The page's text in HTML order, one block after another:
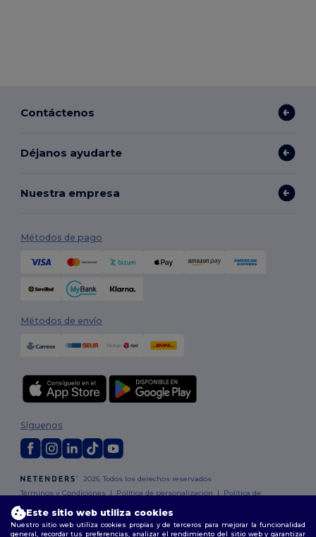
Contáctenos
Déjanos ayudarte
Nuestra empresa
Métodos de pago
Métodos de envío
2026. Todos los derechos reservados
Términos y Condiciones | Política de personalización | Política de
Síguenos
Este sitio web utiliza cookies
Nuestro sitio web utiliza cookies propias y de terceros para mejorar la funcionalidad
general, recordar tus preferencias, analizar el rendimiento del sitio web y garantizar